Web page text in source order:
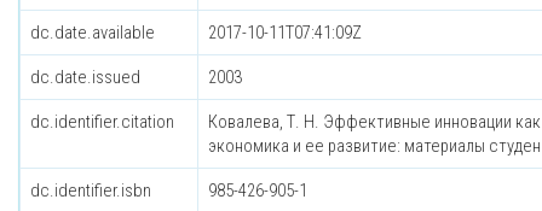
dc.date.available 2017-10-11T07:41:09Z
dc.date.issued 2003
dc.identifier.citation
Ковалева, Т. Н. Эффективные инновации
экономика и ее развитие: материалы
dc.identifier.isbn 985-426-905-1